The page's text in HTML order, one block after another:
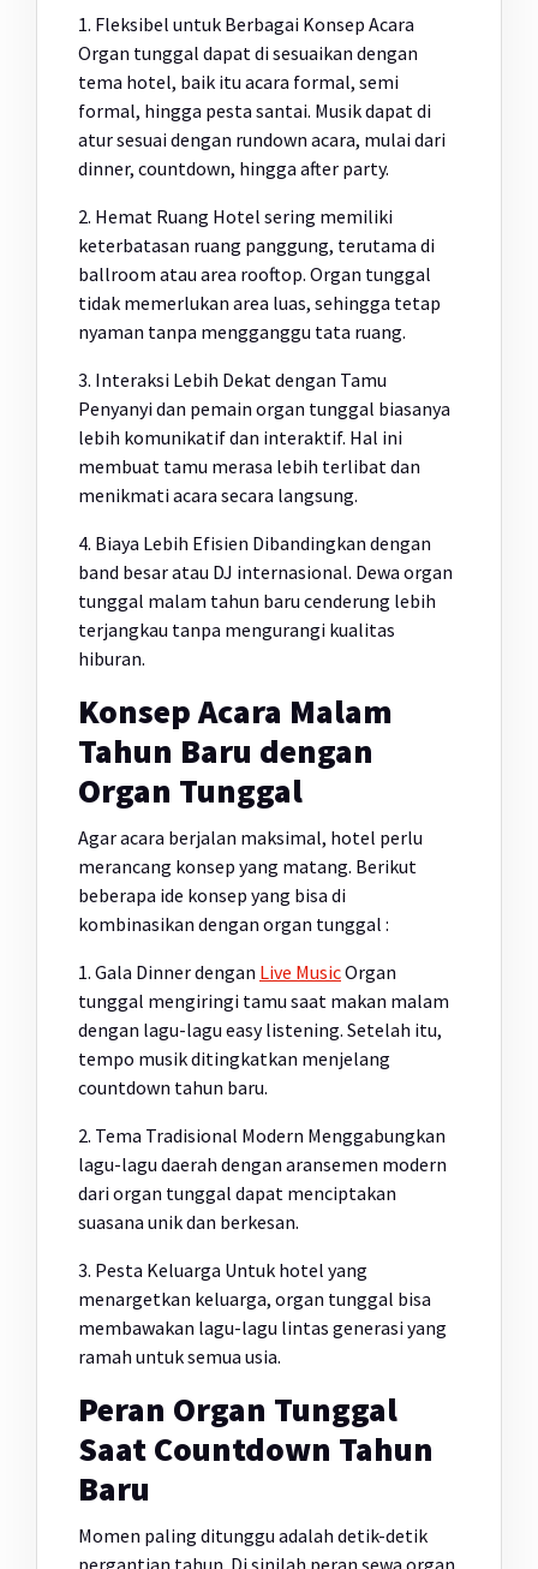
1. Fleksibel untuk Berbagai Konsep Acara
Organ tunggal dapat di sesuaikan dengan
tema hotel, baik itu acara formal, semi
formal, hingga pesta santai. Musik dapat di
atur sesuai dengan rundown acara, mulai dari
dinner, countdown, hingga after party.
2. Hemat Ruang Hotel sering memiliki
keterbatasan ruang panggung, terutama di
ballroom atau area rooftop. Organ tunggal
tidak memerlukan area luas, sehingga tetap
nyaman tanpa mengganggu tata ruang.
3. Interaksi Lebih Dekat dengan Tamu
Penyanyi dan pemain organ tunggal biasanya
lebih komunikatif dan interaktif. Hal ini
membuat tamu merasa lebih terlibat dan
menikmati acara secara langsung.
4. Biaya Lebih Efisien Dibandingkan dengan
band besar atau DJ internasional. Dewa organ
tunggal malam tahun baru cenderung lebih
terjangkau tanpa mengurangi kualitas
hiburan.
Konsep Acara Malam
Tahun Baru dengan
Organ Tunggal
Agar acara berjalan maksimal, hotel perlu
merancang konsep yang matang. Berikut
beberapa ide konsep yang bisa di
kombinasikan dengan organ tunggal :
1. Gala Dinner dengan Live MusicOrgan
tunggal mengiringi tamu saat makan malam
dengan lagu-lagu easy listening. Setelah itu,
tempo musik ditingkatkan menjelang
countdown tahun baru.
2. Tema Tradisional Modern Menggabungkan
lagu-lagu daerah dengan aransemen modern
dari organ tunggal dapat menciptakan
suasana unik dan berkesan.
3. Pesta Keluarga Untuk hotel yang
menargetkan keluarga, organ tunggal bisa
membawakan lagu-lagu lintas generasi yang
ramah untuk semua usia.
Peran Organ Tunggal
Saat Countdown Tahun
Baru
Momen paling ditunggu adalah detik-detik